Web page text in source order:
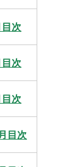
次
次
次
目次